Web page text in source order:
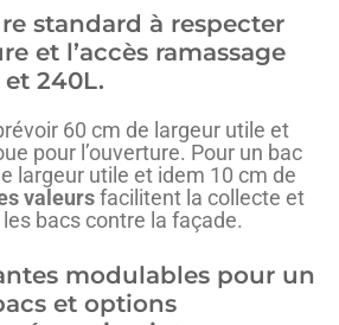
standard à respecter
et l’accès ramassage
et 240L.
60 cm de largeur utile et
pour l’ouverture. Pour un bac
largeur utile et idem 10 cm de
valeursfacilitent la collecte et
bacs contre la façade.
modulables pour un
et options